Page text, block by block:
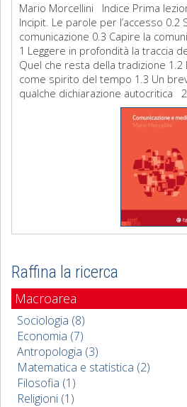
Mario Morcellini Indice Prima
Incipit. Le parole per l’accesso 0.2
comunicazione 0.3 Capire la
1 Leggere in profondità la traccia
Quel che resta della tradizione 1.2
come spirito del tempo 1.3 Un
qualche dichiarazione autocritica
Raffina la ricerca
Macroarea
Sociologia (8)
Economia (7)
Antropologia (3)
Matematica e statistica (2)
Filosofia (1)
Religioni (1)